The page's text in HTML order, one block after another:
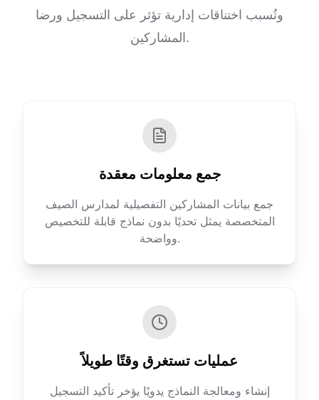
وتُسبب اختناقات إدارية تؤثر على التسجيل ورضا
المشاركين.
جمع معلومات معقدة
جمع بيانات المشاركين التفصيلية لمدارس الصيف
المتخصصة يمثل تحديًا بدون نماذج قابلة للتخصيص
وواضحة.
عمليات تستغرق وقتًا طويلاً
إنشاء ومعالجة النماذج يدويًا يؤخر تأكيد التسجيل